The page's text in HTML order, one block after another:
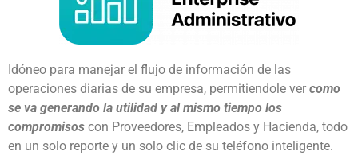
Idóneo para manejar el flujo de información de las
operaciones diarias de su empresa, permitiendole ver como
se va generando la utilidad y al mismo tiempo los
compromisos con Proveedores, Empleados y Hacienda, todo
en un solo reporte y un solo clic de su teléfono inteligente.